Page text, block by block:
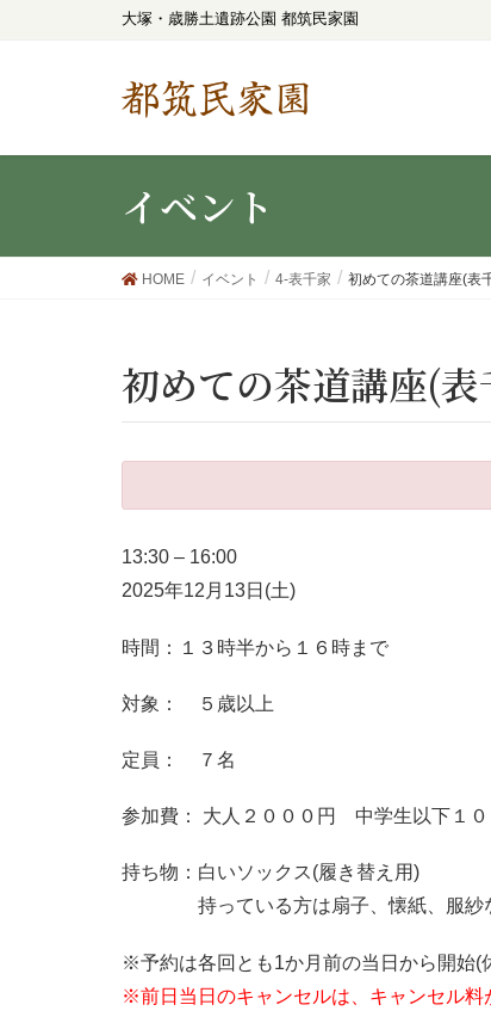
大塚・歳勝土遺跡公園 都筑民家園
都筑民家園
イベント
HOME イベント 4-表千家 初めての茶道講座(
初めての茶道講座
13:30 – 16:00
2025年12月13日(土)
時間：１３時半から１６時まで
対象： ５歳以上
定員： ７名
参加費： 大人２０００円 中学生以下１０
持ち物：白いソックス(履き替え用)
持っている方は扇子、懐紙、服紗
※予約は各回とも1か月前の当日から開始(
※前日当日のキャンセルは、キャンセル料